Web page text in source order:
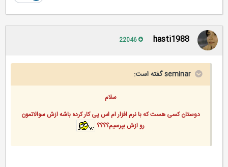
hasti1988
seminar گفته است:
سلام
دوستان کسی هست که با نرم افزار ام اس پی کار کرده باشه ازش سوالاتمون
رو ازش بپرسیم؟؟؟؟